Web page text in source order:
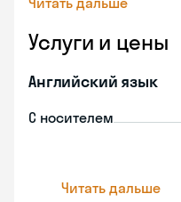
Услуги и цены
Английский язык
С носителем
Читать дальше